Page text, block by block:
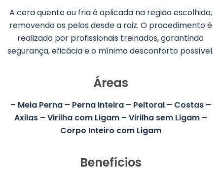
A cera quente ou fria é aplicada na região escolhida,
removendo os pelos desde a raiz. O procedimento é
realizado por profissionais treinados, garantindo
segurança, eficácia e o mínimo desconforto possível.
Áreas
– Meia Perna – Perna Inteira – Peitoral – Costas –
Axilas – Virilha com Ligam – Virilha sem Ligam –
Corpo Inteiro com Ligam
Benefícios